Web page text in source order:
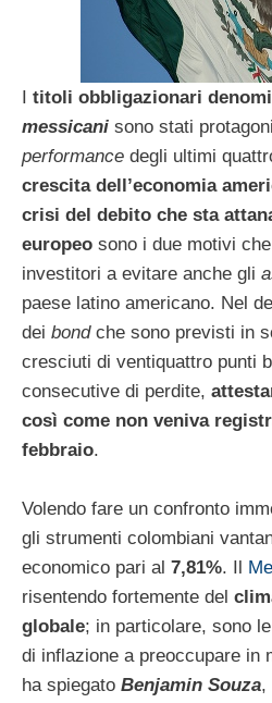
titoli obbligazionari
messicani sono stati
performance degli ultimi
crescita dell’economia
crisi del debito che sta
europeo sono i due motivi
investitori a evitare anche gli
paese latino americano. Nel
dei bondche sono previsti in
cresciuti di ventiquattro punti
consecutive di perdite,
così come non veniva
febbraio.
Volendo fare un confronto
gli strumenti colombiani
economico pari al 7,81%. Il
risentendo fortemente del
globale; in particolare, sono
di inflazione a preoccupare in
ha spiegato Benjamin Souza,